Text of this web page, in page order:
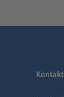
Kontakt